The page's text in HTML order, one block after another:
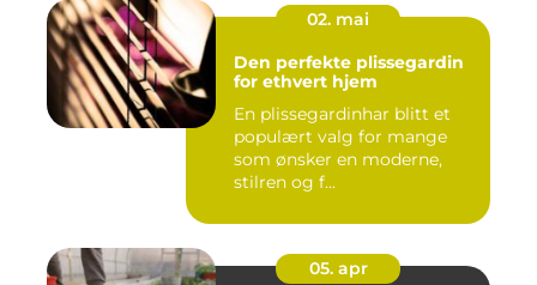
02. mai
Den perfekte plissegardin
for ethvert hjem
En plissegardinhar blitt et
populært valg for mange
som ønsker en moderne,
stilren og f...
05. apr